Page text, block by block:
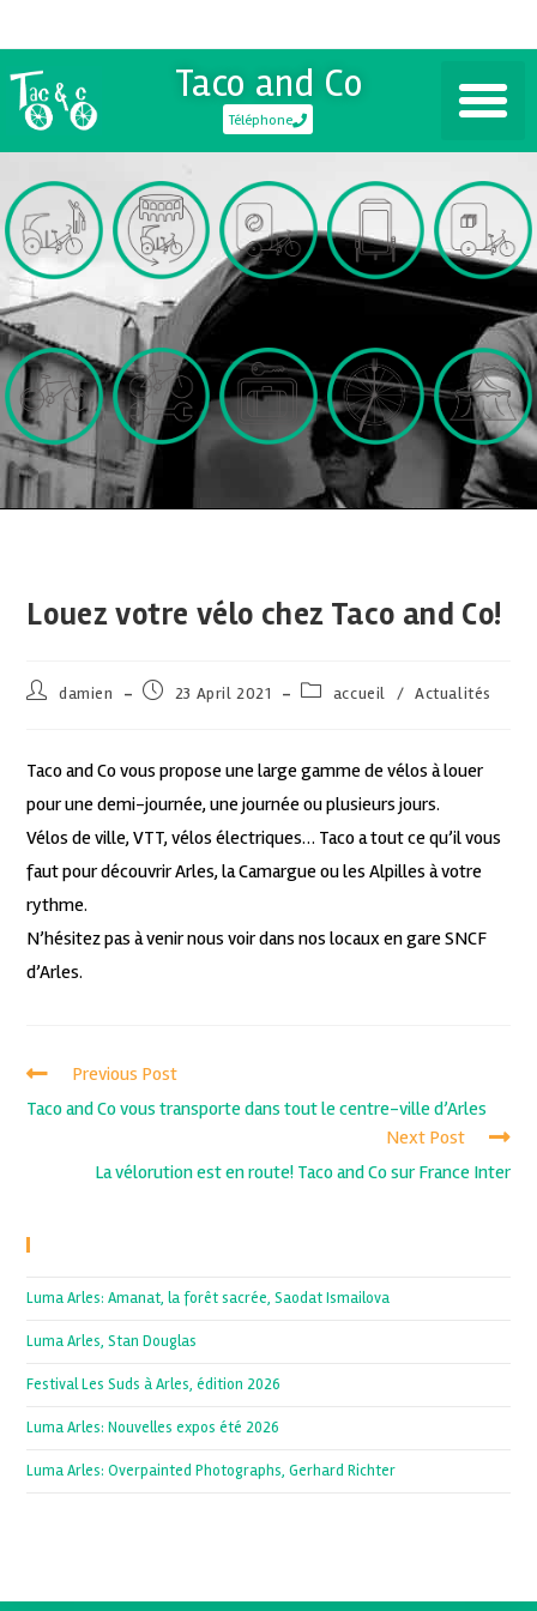
Taco and Co
Téléphone
Louez votre vélo chez Taco and Co!
damien 23 April 2021 accueil / Actualités
Taco and Co vous propose une large gamme de vélos à louer
pour une demi-journée, une journée ou plusieurs jours.
Vélos de ville, VTT, vélos électriques… Taco a tout ce qu’il vous
faut pour découvrir Arles, la Camargue ou les Alpilles à votre
rythme.
N’hésitez pas à venir nous voir dans nos locaux en gare SNCF
d’Arles.
Previous Post
Taco and Co vous transporte dans tout le centre-ville d’Arles
Next Post
La vélorution est en route! Taco and Co sur France Inter
Luma Arles: Amanat, la forêt sacrée, Saodat Ismailova
Luma Arles, Stan Douglas
Festival Les Suds à Arles, édition 2026
Luma Arles: Nouvelles expos été 2026
Luma Arles: Overpainted Photographs, Gerhard Richter